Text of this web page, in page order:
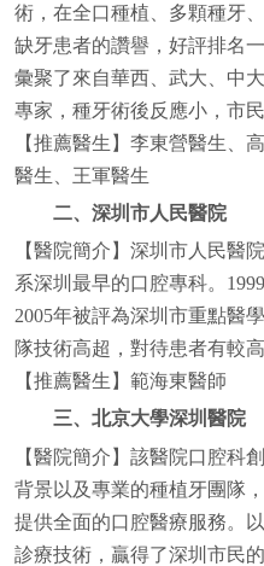
術，在全口種植、多顆種牙
缺牙患者的讚譽，好評排名
彙聚了來自華西、武大、中
專家，種牙術後反應小，市
【推薦醫生】李東營醫生、
醫生、王軍醫生
二、深圳市人民醫院
【醫院簡介】深圳市人民醫
系深圳最早的口腔專科。
2005年被評為深圳市重點醫
隊技術高超，對待患者有較
【推薦醫生】範海東醫師
三、北京大學深圳醫院
【醫院簡介】該醫院口腔科
背景以及專業的種植牙團隊
提供全面的口腔醫療服務。
診療技術，贏得了深圳市民